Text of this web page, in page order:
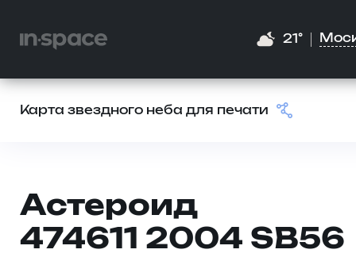
21°
Карта звездного неба для печати
Астероид
474611 2004 SB56